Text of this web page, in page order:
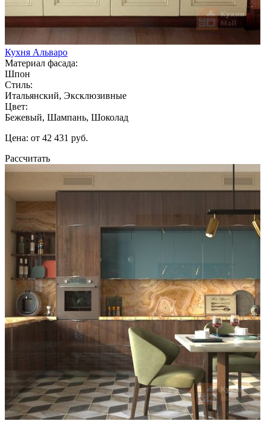
Кухня Альваро
Материал фасада:
Шпон
Стиль:
Итальянский, Эксклюзивные
Цвет:
Бежевый, Шампань, Шоколад
Цена: от 42 431 руб.
Рассчитать